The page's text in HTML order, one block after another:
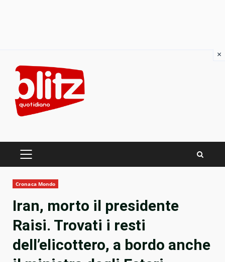
content
PRIMARY
Cronaca Mondo
Iran, morto il presidente
Raisi. Trovati i resti
dell’elicottero, a bordo anche
×